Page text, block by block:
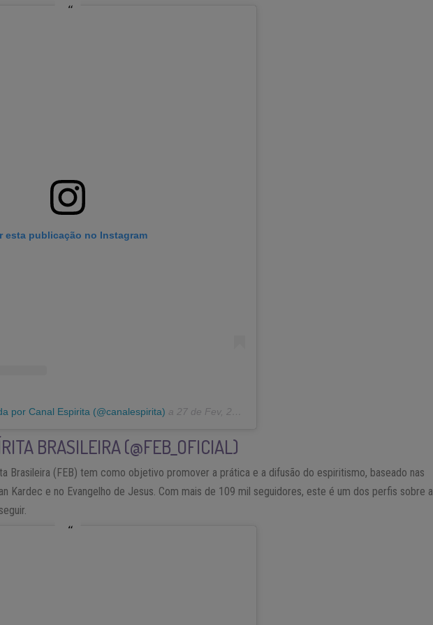
esta publicação no Instagram
por Canal Espirita (@canalespirita) a 27 de Fev, 2019 às 11:18 PST
BRASILEIRA (@FEB_OFICIAL)
Brasileira (FEB) tem como objetivo promover a prática e a difusão do espiritismo, baseado nas
Kardec e no Evangelho de Jesus. Com mais de 109 mil seguidores, este é um dos perfis sobre a